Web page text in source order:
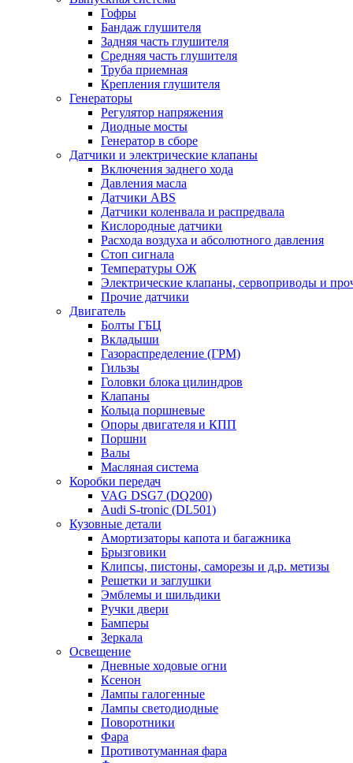
Гофры
Бандаж глушителя
Задняя часть глушителя
Средняя часть глушителя
Труба приемная
Крепления глушителя
Генераторы
Регулятор напряжения
Диодные мосты
Генератор в сборе
Датчики и электрические клапаны
Включения заднего хода
Давления масла
Датчики ABS
Датчики коленвала и распредвала
Кислородные датчики
Расхода воздуха и абсолютного давления
Стоп сигнала
Температуры ОЖ
Электрические клапаны, сервоприводы и
Прочие датчики
Двигатель
Болты ГБЦ
Вкладыши
Газораспределение (ГРМ)
Гильзы
Головки блока цилиндров
Клапаны
Кольца поршневые
Опоры двигателя и КПП
Поршни
Валы
Масляная система
Коробки передач
VAG DSG7 (DQ200)
Audi S-tronic (DL501)
Кузовные детали
Амортизаторы капота и багажника
Брызговики
Клипсы, пистоны, саморезы и д.р. метизы
Решетки и заглушки
Эмблемы и шильдики
Ручки двери
Бамперы
Зеркала
Освещение
Дневные ходовые огни
Ксенон
Лампы галогенные
Лампы светодиодные
Поворотники
Фара
Противотуманная фара